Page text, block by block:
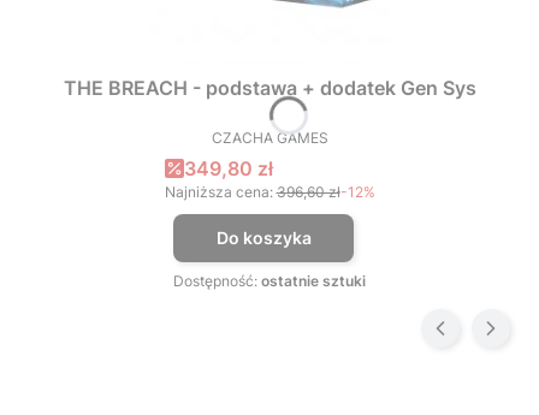
THE BREACH - podstawa + dodatek Gen Sys
PRODUCENT
CZACHA GAMES
Cena promocyjna
349,80 zł
Najniższa cena: 396,60 zł-12%
Do koszyka
Dostępność: ostatnie sztuki